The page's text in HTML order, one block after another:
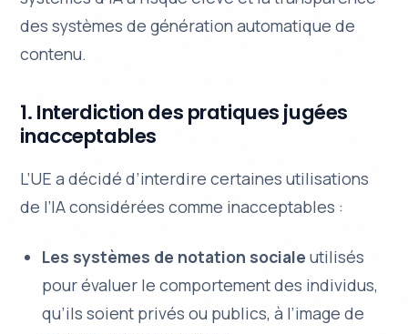
des systèmes de génération automatique de
contenu.
1. Interdiction des pratiques jugées
inacceptables
L’UE a décidé d’interdire certaines utilisations
de l’IA considérées comme inacceptables :
Les systèmes de notation sociale utilisés
pour évaluer le comportement des individus,
qu’ils soient privés ou publics, à l’image de